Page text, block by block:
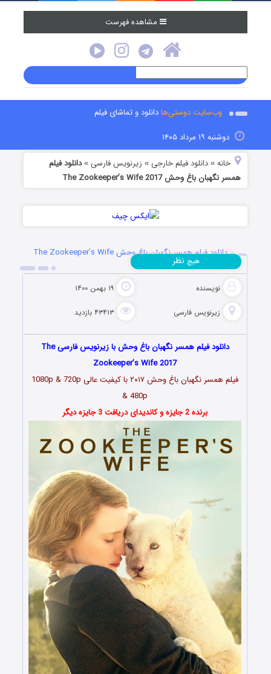
مشاهده فهرست
وب‌سایت دوستی‌هادانلود و تماشای فیلم
دوشنبه ۱۹ مرداد ۱۴۰۵
خانه »دانلود فیلم خارجی » زیرنویس فارسی »دانلود فیلم
همسر نگهبان باغ وحش The Zookeeper’s Wife 2017
دانلود فیلم همسر نگهبان باغ وحش The Zookeeper’s Wife
2017
نویسنده ۱۹ بهمن ۱۴۰۰
زیرنویس فارسی ۴۳۴۱۳ بازدید
هیچ نظر
دانلود فیلم همسر نگهبان باغ وحش با زیرنویس فارسی The
Zookeeper’s Wife 2017
فیلم همسر نگهبان باغ وحش ۲۰۱۷ با کیفیت عالی 1080p & 720p
& 480p
برنده 2 جایزه و کاندیدای دریافت 3 جایزه دیگر